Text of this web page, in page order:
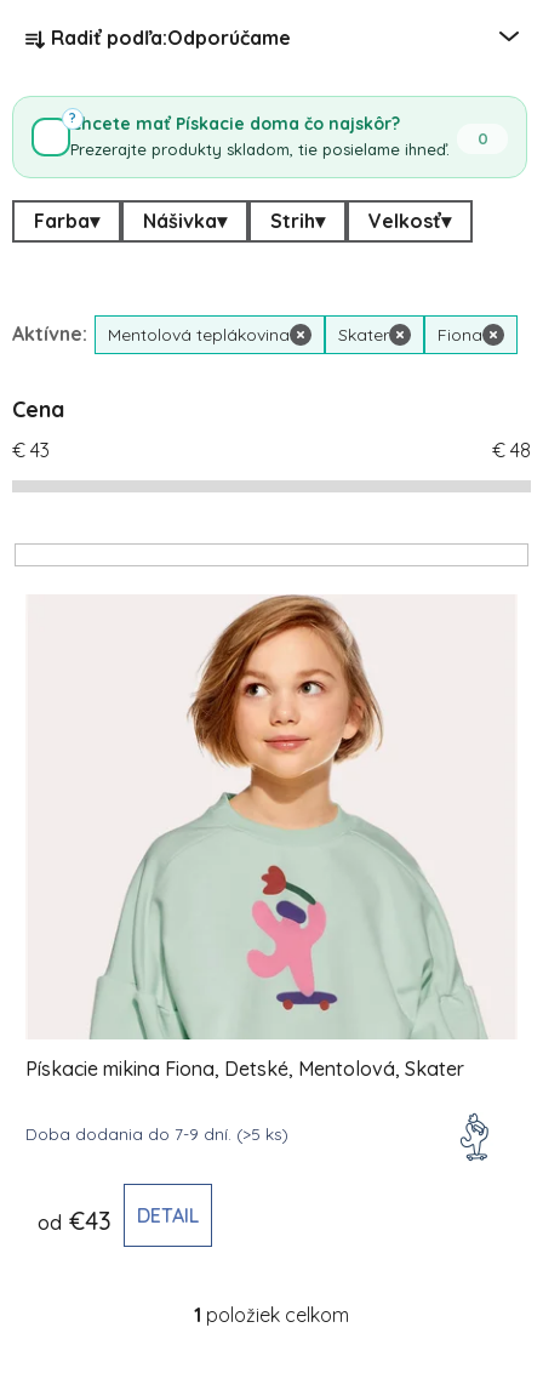
Radenie produktov
Radiť podľa:Odporúčame
Chcete mať Pískacie doma čo najskôr?
Prezerajte produkty skladom, tie posielame ihneď.
0
?
Farba▾ Nášivka▾ Strih▾ Velkosť▾
Aktívne: Mentolová teplákovina × Skater × Fiona ×
Cena
€ 43 € 48
Výpis produktov
Pískacie mikina Fiona, Detské, Mentolová, Skater
Doba dodania do 7-9 dní. (>5 ks)
od €43 DETAIL
Ovládacie prvky výpisu
1 položiek celkom